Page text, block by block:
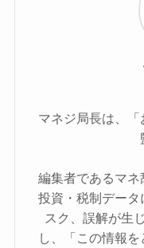
マネジ局長は、
編集者であるマネ
投資・税制データ
スク、誤解が生
し、「この情報